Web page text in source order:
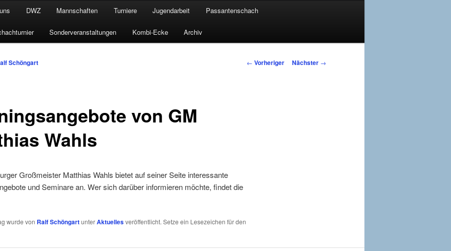
DWZ Mannschaften Turniere Jugendarbeit Passantenschach
Sonderveranstaltungen Kombi-Ecke Archiv
Beitragsnavigation
← Vorheriger Nächster →
von GM
Wahls
Schöngart
Großmeister Matthias Wahls bietet auf seiner Seite interessante
und Seminare an. Wer sich darüber informieren möchte, findet die
wurde von Ralf SchöngartunterAktuellesveröffentlicht. Setze ein Lesezeichen für den